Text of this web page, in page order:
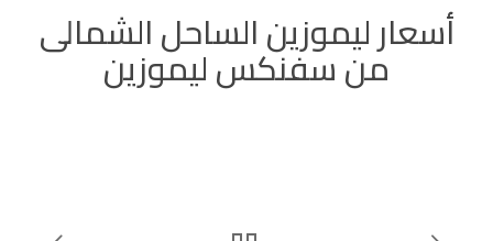
أسعار ليموزين الساحل الشمالى
من سفنكس ليموزين